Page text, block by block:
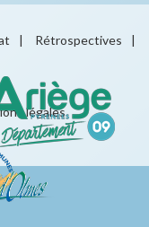
| Rétrospectives |
légales